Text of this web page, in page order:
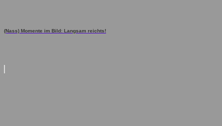
(Nass) Momente im Bild: Langsam reichts!